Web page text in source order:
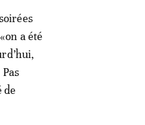
a été
de